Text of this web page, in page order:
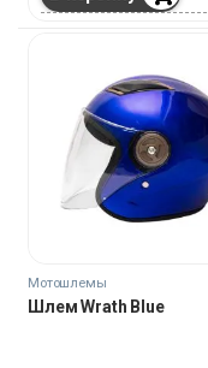
Мотошлемы
Шлем Wrath Blue